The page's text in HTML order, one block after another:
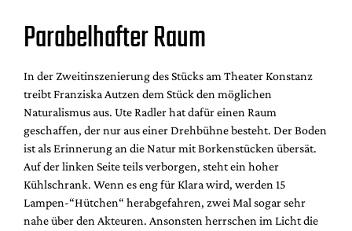
Parabelhafter Raum
In der Zweitinszenierung des Stücks am Theater Konstanz
treibt Franziska Autzen dem Stück den möglichen
Naturalismus aus. Ute Radler hat dafür einen Raum
geschaffen, der nur aus einer Drehbühne besteht. Der Boden
ist als Erinnerung an die Natur mit Borkenstücken übersät.
Auf der linken Seite teils verborgen, steht ein hoher
Kühlschrank. Wenn es eng für Klara wird, werden 15
Lampen-“Hütchen“ herabgefahren, zwei Mal sogar sehr
nahe über den Akteuren. Ansonsten herrschen im Licht die